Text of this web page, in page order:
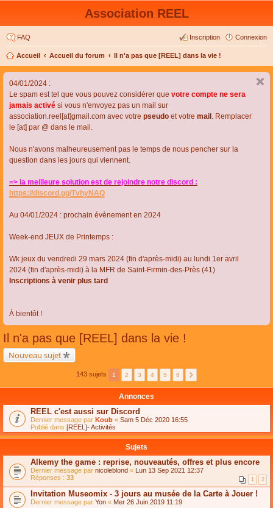
Association REEL
FAQ Connexion
Inscription
Accueil Accueil du forum Il n'a pas que [REEL] dans la vie !
04/01/2024 :
Le spam est tel que vous pouvez considérer que votre compte ne sera
jamais activé si vous n'envoyez pas un mail sur
association.reel[at]gmail.com avec votre pseudo et votre mail . Remplacer
le [at] par @ dans le mail.
Nous n'avons malheureusement pas le temps de nous pencher sur la
question dans les jours qui viennent.
=> la meilleure solution est de rejoindre notre discord :
https://discord.gg/TvhyNAQ
Au 04/01/2024 : prochain évènement en 2024
Week-end JEUX de Printemps :
Wk jeux du vendredi 29 mars 2024 (fin d'après-midi) au lundi 1er avril
2024 (fin d'après-midi) à la MFR de Saint-Firmin-des-Près (41)
Inscriptions à venir plus tard
À bientôt !
Il n'a pas que [REEL] dans la vie !
Nouveau sujet
143 sujets 1 2 3 4 5 6
Annonces
REEL c'est aussi sur Discord
Dernier message par Koub « Sam 5 Déc 2020 16:55
Publié dans [REEL]- Activités
Sujets
Alkemy the game : reprise, nouveautés, offres et plus encore
Dernier message par nicoleblond « Lun 13 Sep 2021 12:37
Réponses : 33 1 2
Invitation Museomix - 3 jours au musée de la Carte à Jouer !
Dernier message par Yon « Mer 26 Juin 2019 11:19